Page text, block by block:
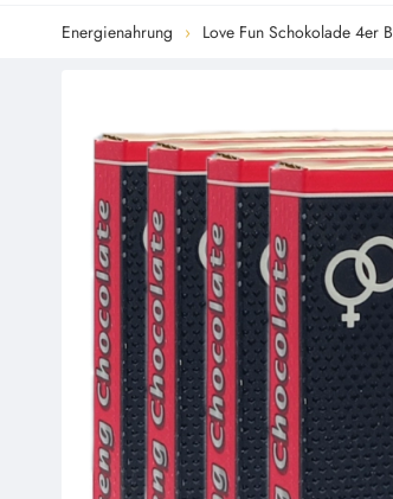
Energienahrung Love Fun Schokolade 4er